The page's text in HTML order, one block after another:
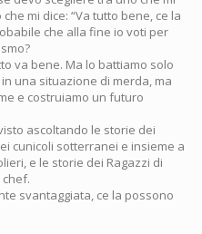
mi dice: “Va tutto bene, ce la
che alla fine io voti per
va bene. Ma lo battiamo solo
una situazione di merda, ma
e costruiamo un futuro
ascoltando le storie dei
cunicoli sotterranei e insieme a
e le storie dei Ragazzi di
svantaggiata, ce la possono